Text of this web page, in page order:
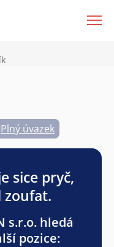
Plný úvazek
sice pryč,
zoufat.
s.r.o. hledá
pozice: